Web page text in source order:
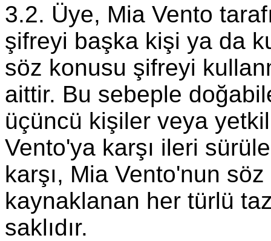
3.2. Üye, Mia Vento
şifreyi başka kişi ya da
söz konusu şifreyi
aittir. Bu sebeple
üçüncü kişiler veya
Vento'ya karşı ileri
karşı, Mia Vento'nun
kaynaklanan her türlü
saklıdır.